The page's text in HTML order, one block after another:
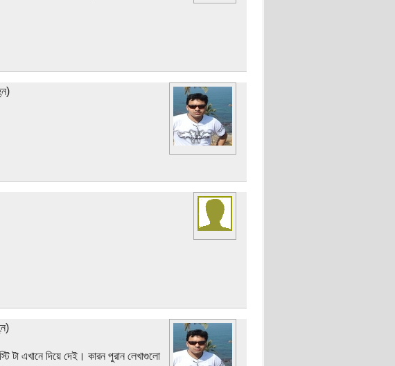
টা এখানে দিয়ে দেই। কারন পুরান লেখাগুলো